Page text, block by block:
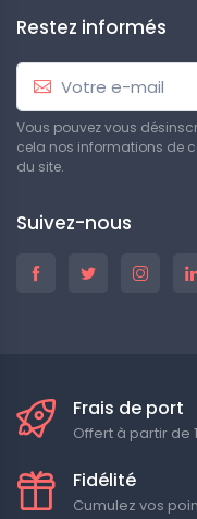
Restez informés
Vous pouvez vous
cela nos informations de
du site.
Suivez-nous
Frais de port
Offert à partir de
Fidélité
Cumulez vos